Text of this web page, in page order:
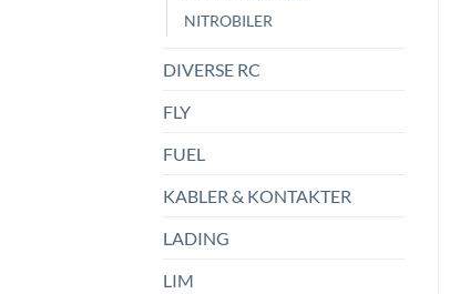
NITROBILER
DIVERSE RC
FLY
FUEL
KABLER & KONTAKTER
LADING
LIM